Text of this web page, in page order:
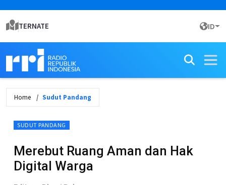
TERNATE ID
Home Sudut Pandang
SUDUT PANDANG
Merebut Ruang Aman dan Hak
Digital Warga